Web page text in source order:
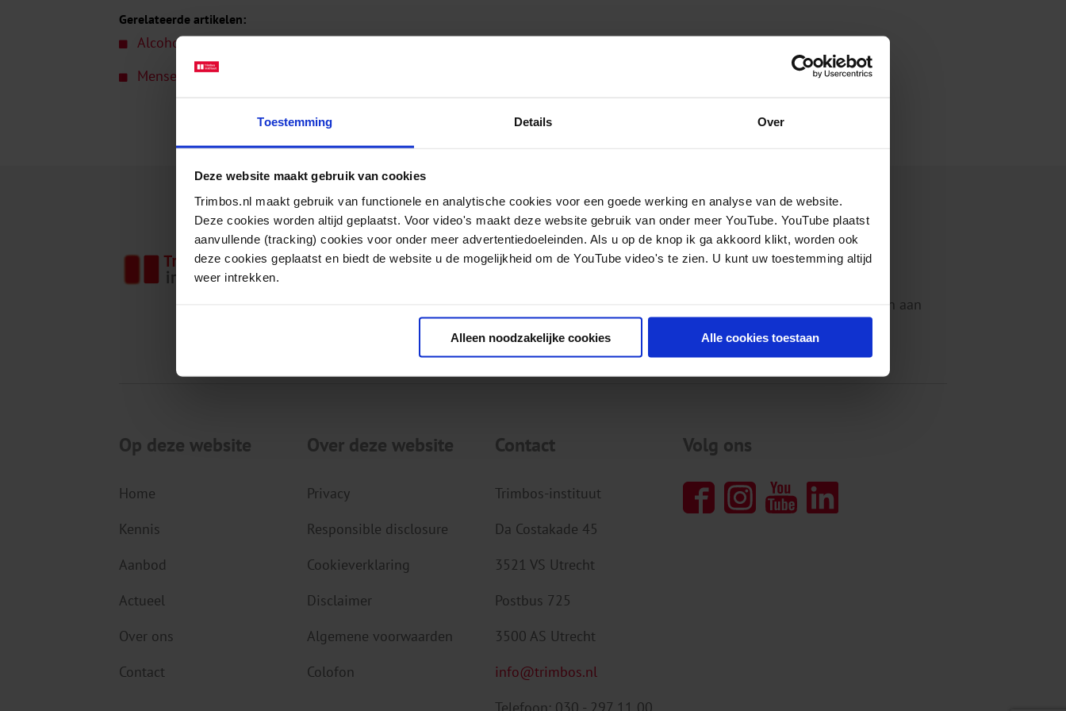
Toestemming Details Over
Deze website maakt gebruik van cookies
Trimbos.nl maakt gebruik van functionele en analytische cookies voor een goede werking en analyse van de website.
Deze cookies worden altijd geplaatst. Voor video's maakt deze website gebruik van onder meer YouTube. YouTube plaatst
aanvullende (tracking) cookies voor onder meer advertentiedoeleinden. Als u op de knop ik ga akkoord klikt, worden ook
deze cookies geplaatst en biedt de website u de mogelijkheid om de YouTube video's te zien. U kunt uw toestemming altijd
weer intrekken.
Alleen noodzakelijke cookies Alle cookies toestaan
Gerelateerde artikelen:
Alcohol en sociaal economische gezondheidsverschillen (SEGV)
Mensen in kwetsbare sociaaleconomische omstandigheden
Het Trimbos-instituut is een onafhankelijk, wetenschappelijk kennisinstituut voor mentale
kennis, zodat mensen aan hun eigen mentale gezondheid kunnen werken en bij kunnen dragen aan
Op deze website
Home
Kennis
Aanbod
Actueel
Over ons
Contact
Over deze website
Privacy
Responsible disclosure
Cookieverklaring
Disclaimer
Algemene voorwaarden
Colofon
Contact
Trimbos-instituut
Da Costakade 45
3521 VS Utrecht
Postbus 725
3500 AS Utrecht
info@trimbos.nl
Volg ons